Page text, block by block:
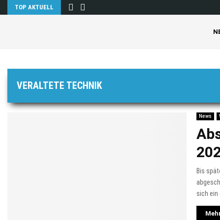
TOP AKTUELL
VERALTETE TECHNIK
News
Bis
sich ein